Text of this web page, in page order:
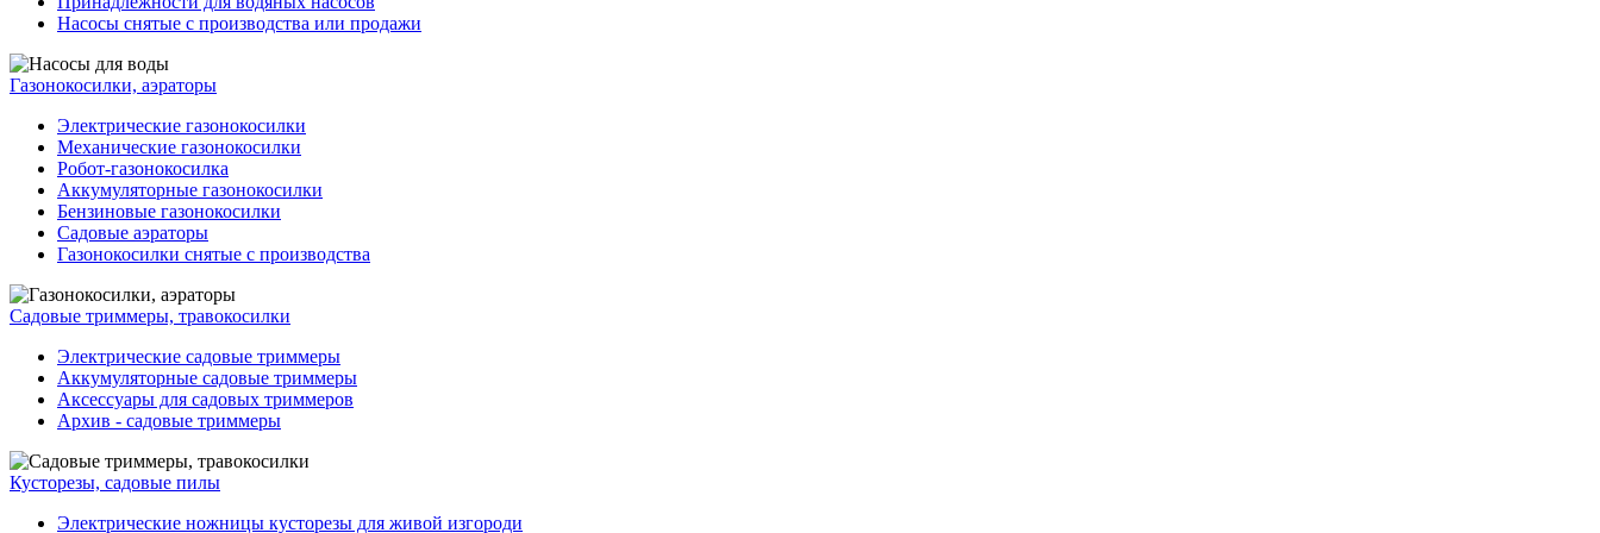
Насосы снятые с производства или продажи
Газонокосилки, аэраторы
Электрические газонокосилки
Механические газонокосилки
Робот-газонокосилка
Аккумуляторные газонокосилки
Бензиновые газонокосилки
Садовые аэраторы
Газонокосилки снятые с производства
Садовые триммеры, травокосилки
Электрические садовые триммеры
Аккумуляторные садовые триммеры
Аксессуары для садовых триммеров
Архив - садовые триммеры
Кусторезы, садовые пилы
Электрические ножницы кусторезы для живой изгороди